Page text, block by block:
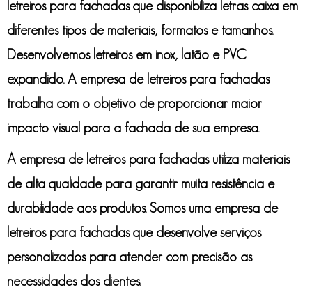
letreiros para fachadasque disponibiliza letras caixa em
diferentes tipos de materiais, formatos e tamanhos.
Desenvolvemos letreiros em inox, latão e PVC
expandido. A empresa de letreiros para fachadas
trabalha com o objetivo de proporcionar maior
impacto visual para a fachada de sua empresa.
A empresa de letreiros para fachadasutiliza materiais
de alta qualidade para garantir muita resistência e
durabilidade aos produtos. Somos uma empresa de
letreiros para fachadasque desenvolve serviços
personalizados para atender com precisão as
necessidades dos clientes.